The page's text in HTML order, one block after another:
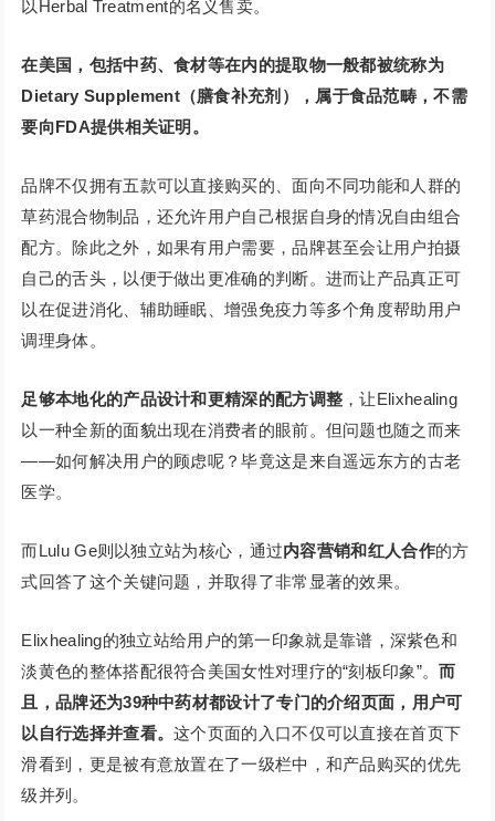
以Herbal Treatment的名义售卖。
在美国，包括中药、食材等在内的提取物一般都被统称为
Dietary Supplement（膳食补充剂），属于食品范畴，不需
要向FDA提供相关证明。
品牌不仅拥有五款可以直接购买的、面向不同功能和人群的
草药混合物制品，还允许用户自己根据自身的情况自由组合
配方。除此之外，如果有用户需要，品牌甚至会让用户拍摄
自己的舌头，以便于做出更准确的判断。进而让产品真正可
以在促进消化、辅助睡眠、增强免疫力等多个角度帮助用户
调理身体。
足够本地化的产品设计和更精深的配方调整 ，让Elixhealing
以一种全新的面貌出现在消费者的眼前。但问题也随之而来
——如何解决用户的顾虑呢？毕竟这是来自遥远东方的古老
医学。
而Lulu Ge则以独立站为核心，通过内容营销和红人合作的方
式回答了这个关键问题，并取得了非常显著的效果。
Elixhealing的独立站给用户的第一印象就是靠谱，深紫色和
淡黄色的整体搭配很符合美国女性对理疗的“刻板印象”。而
且，品牌还为39种中药材都设计了专门的介绍页面，用户可
以自行选择并查看。这个页面的入口不仅可以直接在首页下
滑看到，更是被有意放置在了一级栏中，和产品购买的优先
级并列。